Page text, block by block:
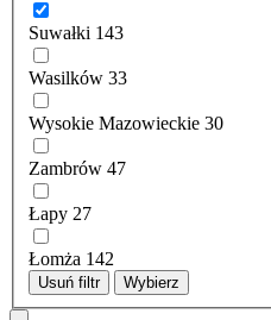
Suwałki 143
Wasilków 33
Wysokie Mazowieckie 30
Zambrów 47
Łapy 27
Łomża 142
Usuń filtr Wybierz